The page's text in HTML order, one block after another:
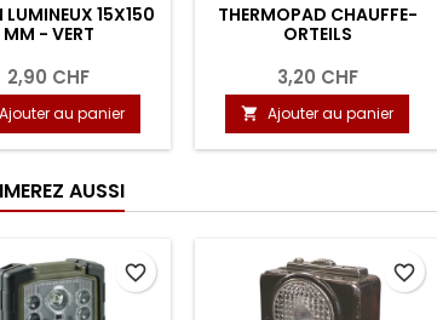
LUMINEUX 15X150
MM - VERT
2,90 CHF
Ajouter au panier
THERMOPAD CHAUFFE-
ORTEILS
3,20 CHF
 Ajouter au panier
AUSSI
favorite_border favorite_border